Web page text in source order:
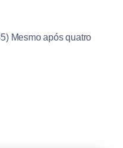
Mesmo após quatro